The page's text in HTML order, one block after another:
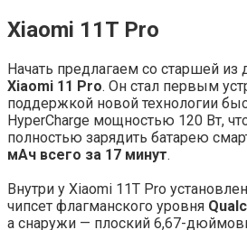
Xiaomi 11T Pro
Начать предлагаем со старшей из
Xiaomi 11 Pro. Он стал первым
поддержкой новой технологии
HyperCharge мощностью 120 Вт,
полностью зарядить батарею
мАч всего за 17 минут.
Внутри у Xiaomi 11T Pro
чипсет флагманского уровня
а снаружи — плоский 6,67-